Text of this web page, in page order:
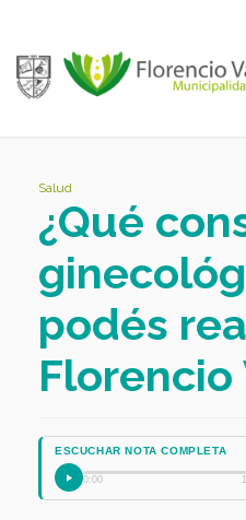
Salud
¿Qué
podés
Florencio
ESCUCHAR NOTA COMPLETA
0:00